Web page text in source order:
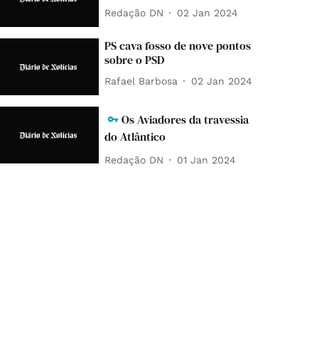
Redação DN 02 Jan 2024
PS cava fosso de nove pontos
sobre o PSD
Rafael Barbosa 02 Jan 2024
Os Aviadores da travessia
do Atlântico
Redação DN 01 Jan 2024